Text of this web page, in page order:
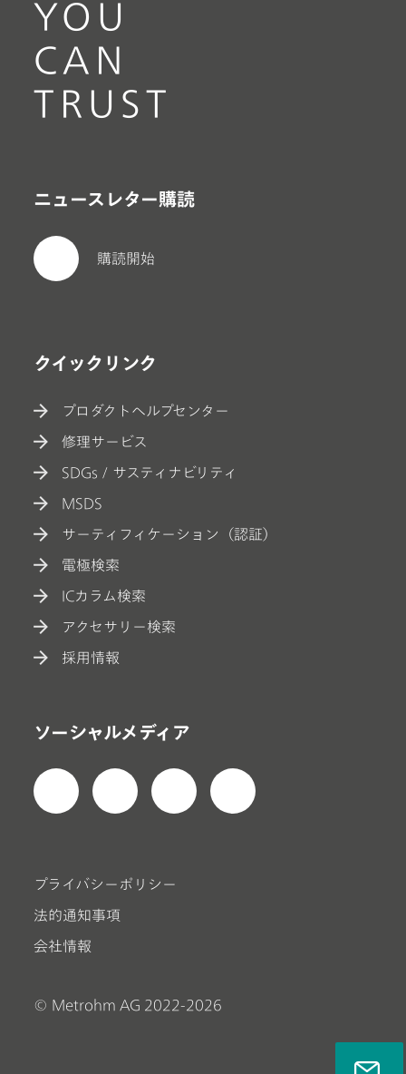
YOU
CAN
TRUST
ニュースレター購読
購読開始
クイックリンク
プロダクトヘルプセンター
修理サービス
SDGs / サスティナビリティ
MSDS
サーティフィケーション（認証）
電極検索
ICカラム検索
アクセサリー検索
採用情報
ソーシャルメディア
プライバシーポリシー
法的通知事項
会社情報
© Metrohm AG 2022-2026